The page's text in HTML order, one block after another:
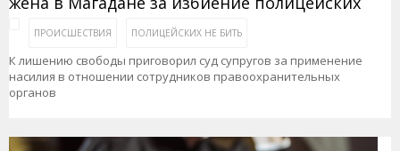
ПРОИСШЕСТВИЯ ПОЛИЦЕЙСКИХ НЕ БИТЬ
К лишению свободы приговорил суд супругов за применение
насилия в отношении сотрудников правоохранительных
органов